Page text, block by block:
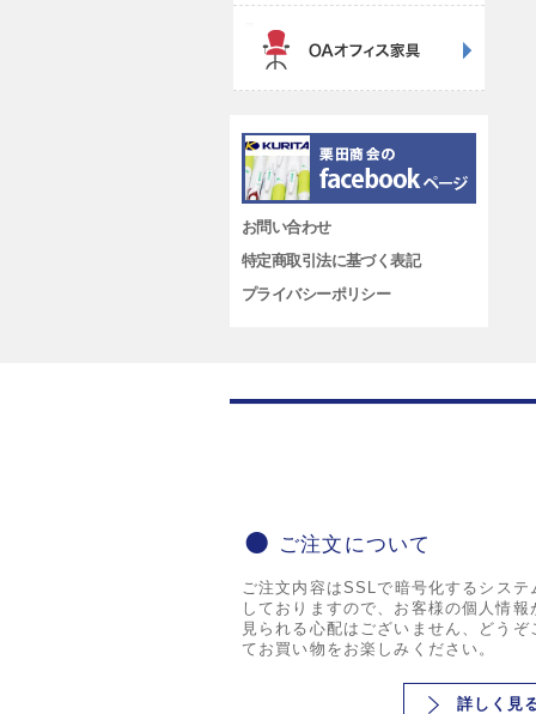
お問い合わせ
特定商取引法に基づく表記
プライバシーポリシー
ご注文について
ご注文内容はSSLで暗号化するシステ
しておりますので、お客様の個人情報
見られる心配はございません、どうぞ
てお買い物をお楽しみください。
詳しく見